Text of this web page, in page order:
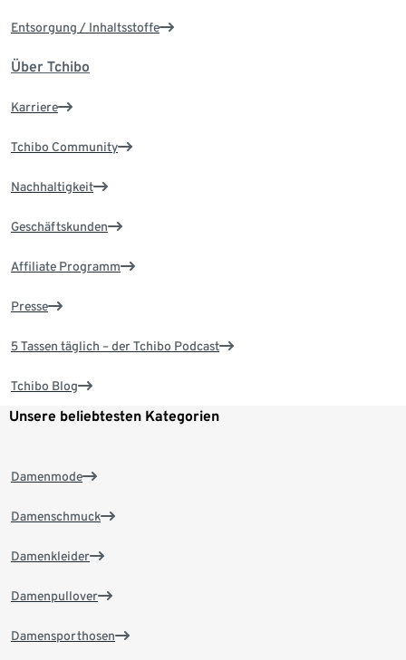
Entsorgung / Inhaltsstoffe
Über Tchibo
Karriere
Tchibo Community
Nachhaltigkeit
Geschäftskunden
Affiliate Programm
Presse
5 Tassen täglich – der Tchibo Podcast
Tchibo Blog
Unsere beliebtesten Kategorien
Damenmode
Damenschmuck
Damenkleider
Damenpullover
Damensporthosen